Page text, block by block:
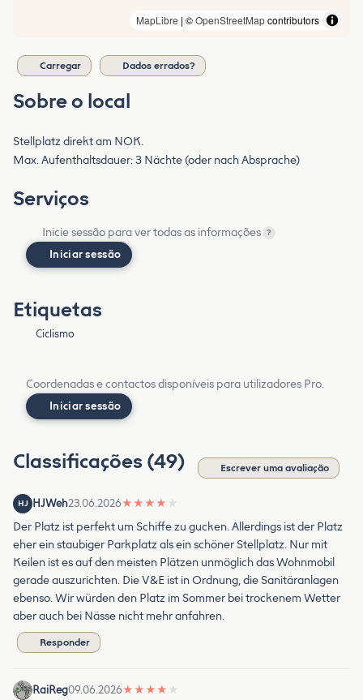
MapLibre | ©OpenStreetMapcontributors
Carregar Dados errados?
Sobre o local
Stellplatz direkt am NOK.
Max. Aufenthaltsdauer: 3 Nächte (oder nach Absprache)
Serviços
Inicie sessão para ver todas as informações ?
Iniciar sessão
Etiquetas
Ciclismo
Coordenadas e contactos disponíveis para utilizadores Pro.
Iniciar sessão
Classificações (49) Escrever uma avaliação
HJ HJWeh23.06.2026★ ★ ★ ★ ★
Der Platz ist perfekt um Schiffe zu gucken. Allerdings ist der Platz
eher ein staubiger Parkplatz als ein schöner Stellplatz. Nur mit
Keilen ist es auf den meisten Plätzen unmöglich das Wohnmobil
gerade auszurichten. Die V&E ist in Ordnung, die Sanitäranlagen
ebenso. Wir würden den Platz im Sommer bei trockenem Wetter
aber auch bei Nässe nicht mehr anfahren.
Responder
RaiReg09.06.2026★ ★ ★ ★ ★